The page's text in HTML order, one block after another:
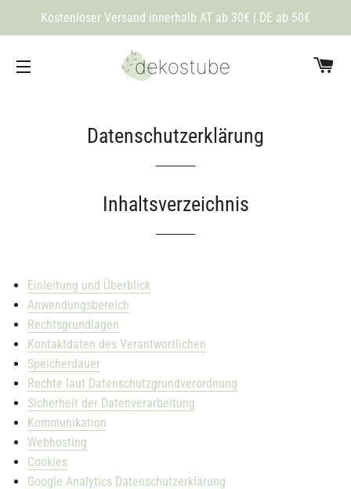
Kostenloser Versand innerhalb AT ab 30€ | DE ab 50€
Datenschutzerklärung
Inhaltsverzeichnis
Einleitung und Überblick
Anwendungsbereich
Rechtsgrundlagen
Kontaktdaten des Verantwortlichen
Speicherdauer
Rechte laut Datenschutzgrundverordnung
Sicherheit der Datenverarbeitung
Kommunikation
Webhosting
Cookies
Google Analytics Datenschutzerklärung